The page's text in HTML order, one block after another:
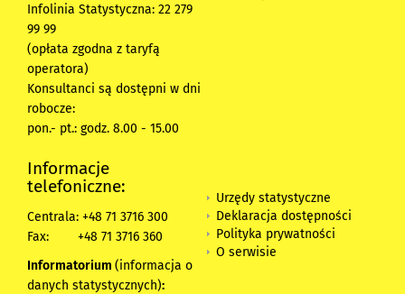
Infolinia Statystyczna: 22 279
99 99
(opłata zgodna z taryfą
operatora)
Konsultanci są dostępni w dni
robocze:
pon.- pt.: godz. 8.00 - 15.00
Informacje
telefoniczne:
Centrala: +48 71 3716 300
Fax:
+48 71 3716 360
Informatorium (informacja o
danych statystycznych):
Urzędy statystyczne
Deklaracja dostępności
Polityka prywatności
O serwisie